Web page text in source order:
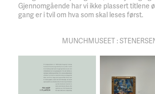
Gjennomgående har vi ikke plassert titlene
gang er i tvil om hva som skal leses først.
MUNCHMUSEET :